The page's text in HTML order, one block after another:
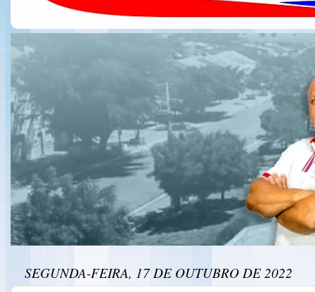
SEGUNDA-FEIRA, 17 DE OUTUBRO DE 2022